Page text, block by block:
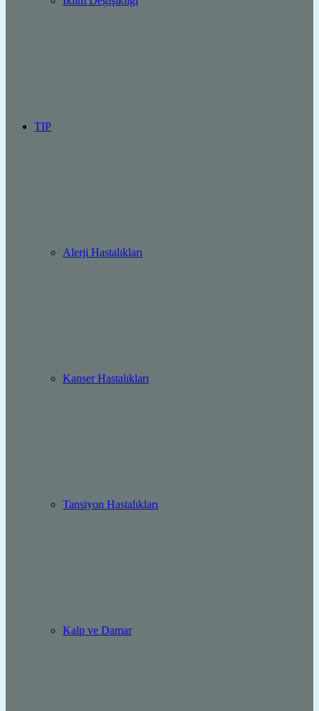
TIP
Alerji Hastalıkları
Kanser Hastalıkları
Tansiyon Hastalıkları
Kalp ve Damar